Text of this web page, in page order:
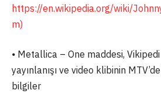
https://en.wikipedia.org/wiki/
m)
⦁ Metallica – One maddesi,
yayınlanışı ve video klibinin
bilgiler